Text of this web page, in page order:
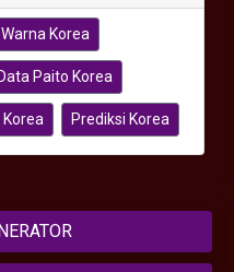
Korea
Data Paito Korea
Prediksi Korea